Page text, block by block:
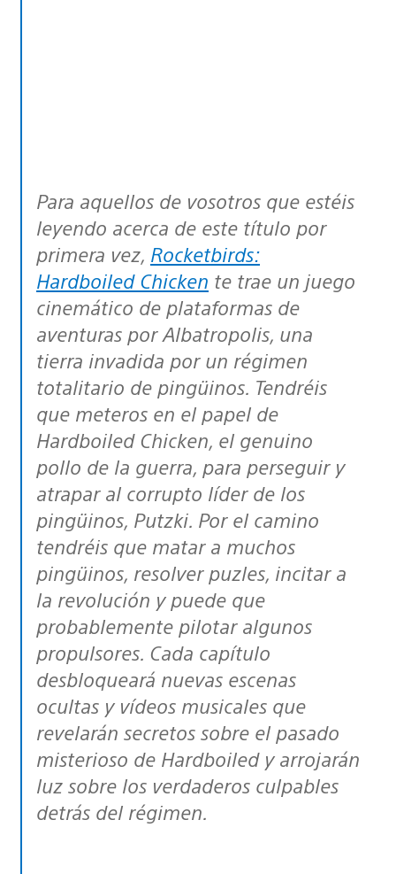
Para aquellos de vosotros que estéis
leyendo acerca de este título por
primera vez, Rocketbirds:
Hardboiled Chicken te trae un juego
cinemático de plataformas de
aventuras por Albatropolis, una
tierra invadida por un régimen
totalitario de pingüinos. Tendréis
que meteros en el papel de
Hardboiled Chicken, el genuino
pollo de la guerra, para perseguir y
atrapar al corrupto líder de los
pingüinos, Putzki. Por el camino
tendréis que matar a muchos
pingüinos, resolver puzles, incitar a
la revolución y puede que
probablemente pilotar algunos
propulsores. Cada capítulo
desbloqueará nuevas escenas
ocultas y vídeos musicales que
revelarán secretos sobre el pasado
misterioso de Hardboiled y arrojarán
luz sobre los verdaderos culpables
detrás del régimen.